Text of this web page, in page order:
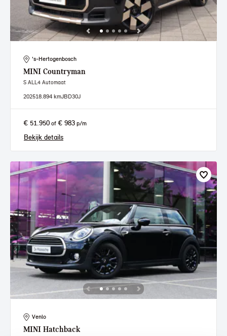
's-Hertogenbosch
MINI Countryman
S ALL4 Automaat
202518.894 kmJBD30J
€ 51.950 of € 983 p/m
Bekijk details
Venlo
MINI Hatchback